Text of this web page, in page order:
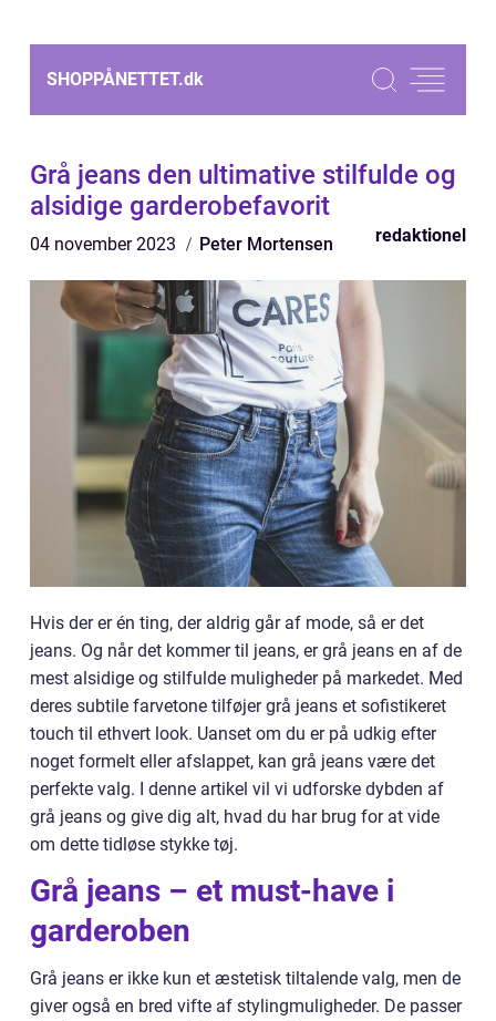
SHOPPÅNETTET.dk
Grå jeans den ultimative stilfulde og
alsidige garderobefavorit
04 november 2023 Peter Mortensen redaktionel
Hvis der er én ting, der aldrig går af mode, så er det
jeans. Og når det kommer til jeans, er grå jeans en af de
mest alsidige og stilfulde muligheder på markedet. Med
deres subtile farvetone tilføjer grå jeans et sofistikeret
touch til ethvert look. Uanset om du er på udkig efter
noget formelt eller afslappet, kan grå jeans være det
perfekte valg. I denne artikel vil vi udforske dybden af
grå jeans og give dig alt, hvad du har brug for at vide
om dette tidløse stykke tøj.
Grå jeans – et must-have i
garderoben
Grå jeans er ikke kun et æstetisk tiltalende valg, men de
giver også en bred vifte af stylingmuligheder. De passer